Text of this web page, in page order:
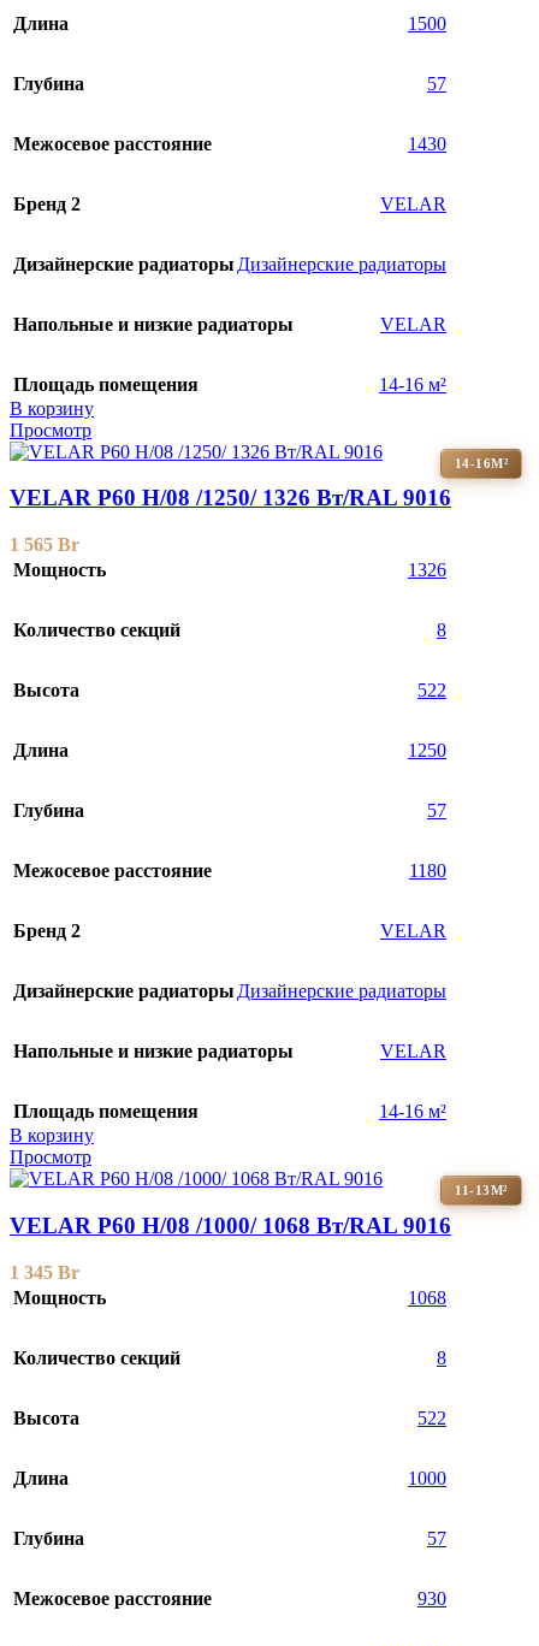
Длина 1500
Глубина 57
Межосевое расстояние 1430
Бренд 2 VELAR
Дизайнерские радиаторы Дизайнерские радиаторы
Напольные и низкие радиаторы VELAR
Площадь помещения
14-16 м²
В корзину
Просмотр
14-16М²
VELAR P60 H/08 /1250/ 1326 Bт/RAL 9016
1 565 Br
Мощность
1326
Количество секций 8
Высота 522
Длина 1250
Глубина 57
Межосевое расстояние 1180
Бренд 2 VELAR
Дизайнерские радиаторы Дизайнерские радиаторы
Напольные и низкие радиаторы VELAR
Площадь помещения
14-16 м²
В корзину
Просмотр
11-13М²
VELAR P60 H/08 /1000/ 1068 Bт/RAL 9016
1 345 Br
Мощность
1068
Количество секций 8
Высота 522
Длина 1000
Глубина 57
Межосевое расстояние 930